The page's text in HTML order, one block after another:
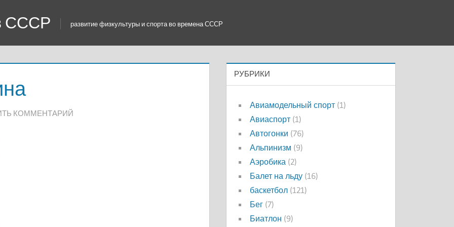
СССР развитие физкультуры и спорта во времена СССР
КОММЕНТАРИЙ
РУБРИКИ
Авиамодельный спорт (1)
Авиаспорт (1)
Автогонки (76)
Альпинизм (9)
Аэробика (2)
Балет на льду (16)
баскетбол (121)
Бег (7)
Биатлон (9)